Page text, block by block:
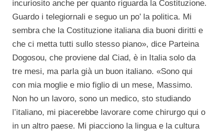
incuriosito anche per quanto riguarda la Costituzione.
Guardo i telegiornali e seguo un po’ la politica. Mi
sembra che la Costituzione italiana dia buoni diritti e
che ci metta tutti sullo stesso piano», dice Parteina
Dogosou, che proviene dal Ciad, è in Italia solo da
tre mesi, ma parla già un buon italiano. «Sono qui
con mia moglie e mio figlio di un mese, Massimo.
Non ho un lavoro, sono un medico, sto studiando
l’italiano, mi piacerebbe lavorare come chirurgo qui o
in un altro paese. Mi piacciono la lingua e la cultura